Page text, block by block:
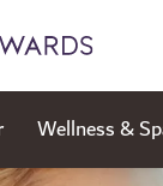
Wellness &